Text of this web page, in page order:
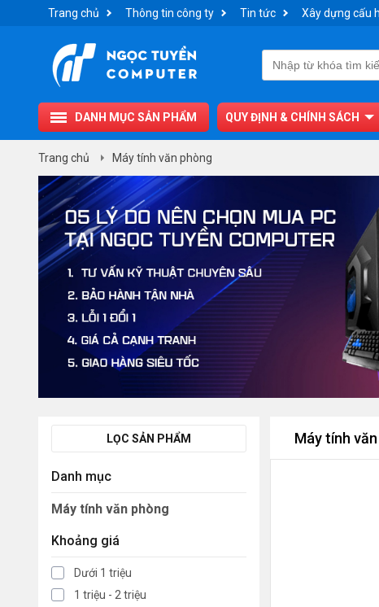
Trang chủ Thông tin công ty Tin tức Xây dựng cấu
DANH MỤC SẢN PHẨM QUY ĐỊNH & CHÍNH SÁCH
Trang chủ Máy tính văn phòng
LỌC SẢN PHẨM
Danh mục
Máy tính văn phòng
Khoảng giá
Dưới 1 triệu
1 triệu - 2 triệu
Máy tính